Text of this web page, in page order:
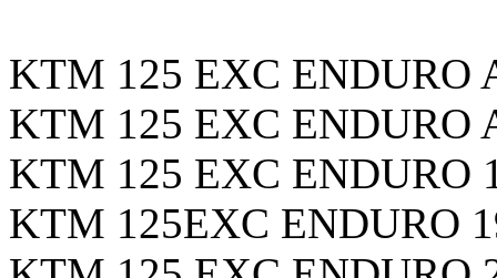
KTM 125 EXC ENDURO
KTM 125 EXC ENDURO
KTM 125 EXC ENDURO
KTM 125EXC ENDURO